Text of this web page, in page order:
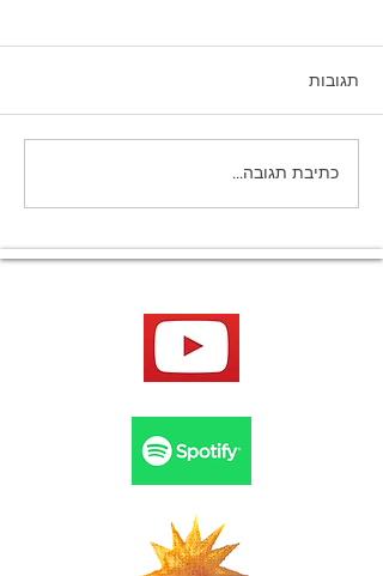
למה לא זוכרים חלומות
תגובות
כתיבת תגובה...